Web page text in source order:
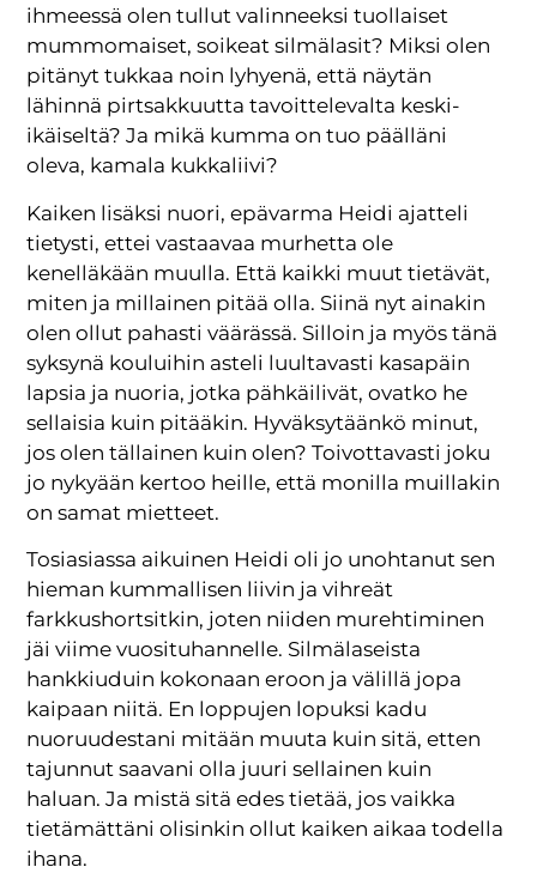
ihmeessä olen tullut valinneeksi tuollaiset
mummomaiset, soikeat silmälasit? Miksi olen
pitänyt tukkaa noin lyhyenä, että näytän
lähinnä pirtsakkuutta tavoittelevalta keski-
ikäiseltä? Ja mikä kumma on tuo päälläni
oleva, kamala kukkaliivi?
Kaiken lisäksi nuori, epävarma Heidi ajatteli
tietysti, ettei vastaavaa murhetta ole
kenelläkään muulla. Että kaikki muut tietävät,
miten ja millainen pitää olla. Siinä nyt ainakin
olen ollut pahasti väärässä. Silloin ja myös tänä
syksynä kouluihin asteli luultavasti kasapäin
lapsia ja nuoria, jotka pähkäilivät, ovatko he
sellaisia kuin pitääkin. Hyväksytäänkö minut,
jos olen tällainen kuin olen? Toivottavasti joku
jo nykyään kertoo heille, että monilla muillakin
on samat mietteet.
Tosiasiassa aikuinen Heidi oli jo unohtanut sen
hieman kummallisen liivin ja vihreät
farkkushortsitkin, joten niiden murehtiminen
jäi viime vuosituhannelle. Silmälaseista
hankkiuduin kokonaan eroon ja välillä jopa
kaipaan niitä. En loppujen lopuksi kadu
nuoruudestani mitään muuta kuin sitä, etten
tajunnut saavani olla juuri sellainen kuin
haluan. Ja mistä sitä edes tietää, jos vaikka
tietämättäni olisinkin ollut kaiken aikaa todella
ihana.